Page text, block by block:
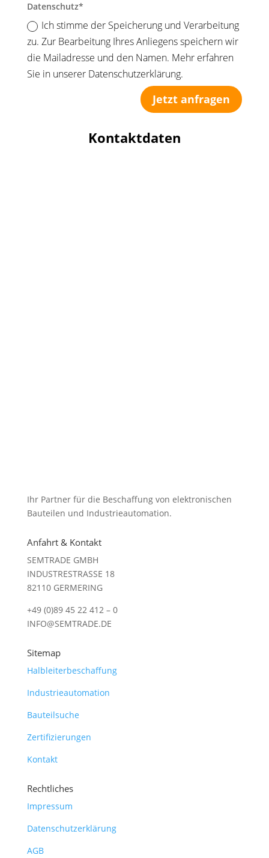
Datenschutz
Ich stimme der Speicherung und Verarbeitung
zu. Zur Bearbeitung Ihres Anliegens speichern wir
die Mailadresse und den Namen. Mehr erfahren
Sie in unserer Datenschutzerklärung.
Jetzt anfragen
Kontaktdaten
Ihr Partner für die Beschaffung von elektronischen
Bauteilen und Industrieautomation.
Anfahrt & Kontakt
SEMTRADE GMBH
INDUSTRESTRASSE 18
82110 GERMERING
+49 (0)89 45 22 412 – 0
INFO@SEMTRADE.DE
Sitemap
Halbleiterbeschaffung
Industrieautomation
Bauteilsuche
Zertifizierungen
Kontakt
Rechtliches
Impressum
Datenschutzerklärung
AGB